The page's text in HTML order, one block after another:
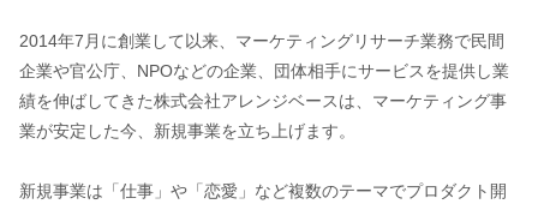
2014年7月に創業して以来、マーケティングリサーチ業務で民間
企業や官公庁、NPOなどの企業、団体相手にサービスを提供し業
績を伸ばしてきた株式会社アレンジベースは、マーケティング事
業が安定した今、新規事業を立ち上げます。
新規事業は「仕事」や「恋愛」など複数のテーマでプロダクト開